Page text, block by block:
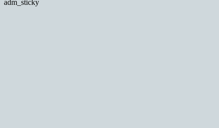
adm_sticky